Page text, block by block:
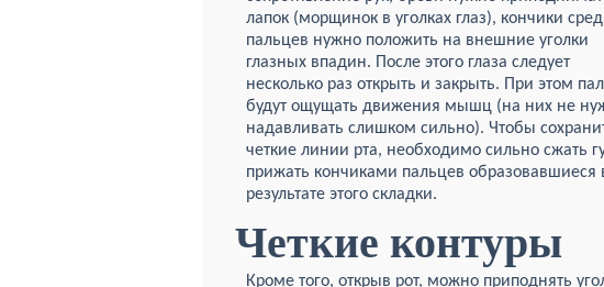
лапок (морщинок в уголках глаз), кончики
пальцев нужно положить на внешние уголки
глазных впадин. После этого глаза следует
несколько раз открыть и закрыть. При этом
будут ощущать движения мышц (на них не
надавливать слишком сильно). Чтобы
четкие линии рта, необходимо сильно сжать
прижать кончиками пальцев образовавшиеся
результате этого складки.
Четкие контуры
Кроме того, открыв рот, можно приподнять